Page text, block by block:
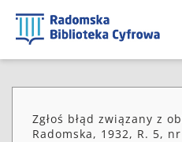
Zgłoś błąd związany z
Radomska, 1932, R. 5, nr